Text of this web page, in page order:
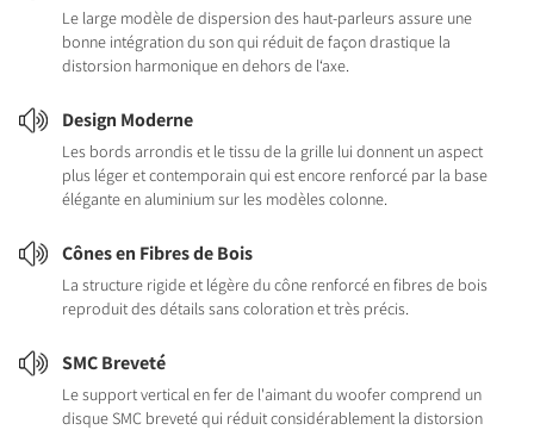
Le large modèle de dispersion des haut-parleurs assure une
bonne intégration du son qui réduit de façon drastique la
distorsion harmonique en dehors de l‘axe.
Design Moderne
Les bords arrondis et le tissu de la grille lui donnent un aspect
plus léger et contemporain qui est encore renforcé par la base
élégante en aluminium sur les modèles colonne.
Cônes en Fibres de Bois
La structure rigide et légère du cône renforcé en fibres de bois
reproduit des détails sans coloration et très précis.
SMC Breveté
Le support vertical en fer de l'aimant du woofer comprend un
disque SMC breveté qui réduit considérablement la distorsion